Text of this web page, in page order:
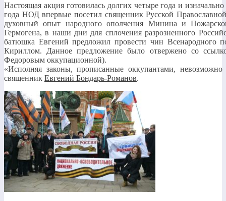
Настоящая акция готовилась долгих четыре года и
года НОД впервые посетил священник Русской
духовный опыт народного ополчения Минина и
Гермогена, в наши дни для сплочения разрозненного
батюшка Евгений предложил провести чин Всенародного
Кириллом. Данное предложение было отвержено со
Федоровым оккупационной).
«Исполняя законы, прописанные оккупантами,
священник Евгений Бондарь-Романов.